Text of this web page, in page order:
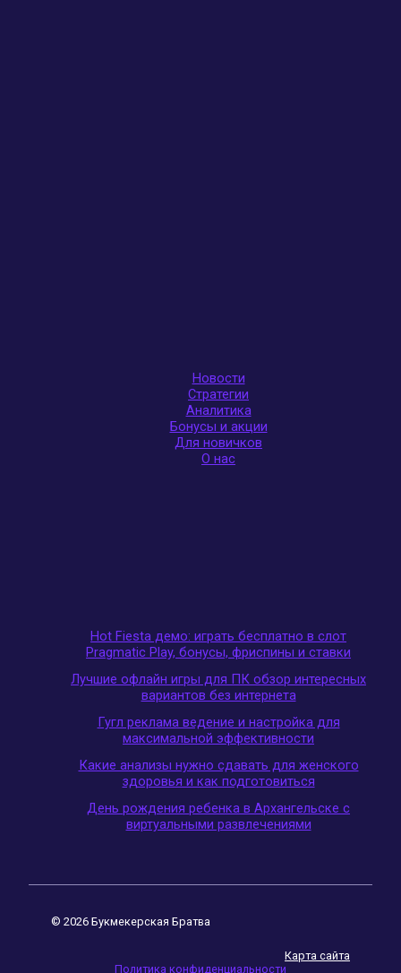
Новости
Стратегии
Аналитика
Бонусы и акции
Для новичков
О нас
Hot Fiesta демо: играть бесплатно в слот
Pragmatic Play, бонусы, фриспины и ставки
Лучшие офлайн игры для ПК обзор интересных
вариантов без интернета
Гугл реклама ведение и настройка для
максимальной эффективности
Какие анализы нужно сдавать для женского
здоровья и как подготовиться
День рождения ребенка в Архангельске с
виртуальными развлечениями
© 2026 Букмекерская Братва
Карта сайта
Политика конфиденциальности